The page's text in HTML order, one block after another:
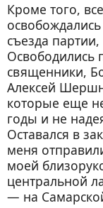
Кроме того,
съезда
Освободились
священники,
Алексей
которые еще
годы и не
Оставался в
меня
моей
центральной
— на